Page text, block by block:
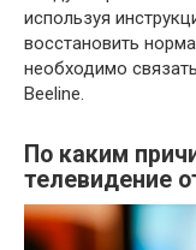
используя
восстановить
необходимо
Beeline.
По каким
телевидение